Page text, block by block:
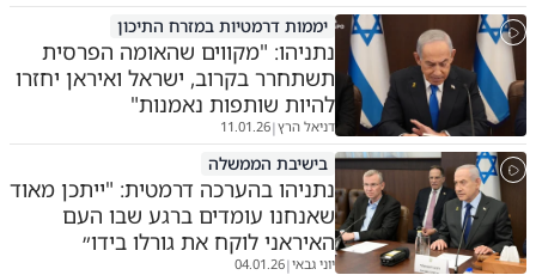
יממות דרמטיות במזרח התיכון
נתניהו: "מקווים שהאומה הפרסית
תשתחרר בקרוב, ישראל ואיראן יחזרו
להיות שותפות נאמנות"
דניאל הרץ|
11.01.26
בישיבת הממשלה
נתניהו בהערכה דרמטית: "ייתכן מאוד
שאנחנו עומדים ברגע שבו העם
האיראני לוקח את גורלו בידו״
יוני גבאי|
04.01.26